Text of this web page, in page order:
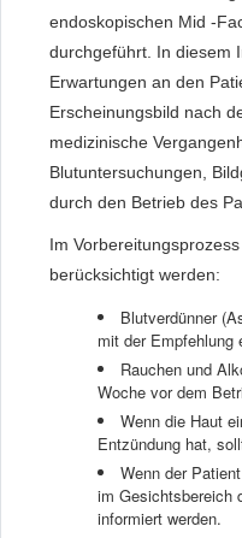
endoskopischen Mid -
durchgeführt. In diesem
Erwartungen an den
Erscheinungsbild nach
medizinische
Blutuntersuchungen,
durch den Betrieb des
Im
berücksichtigt werden:
Blutverdünner
mit der Empfehlung
Rauchen und
Woche vor dem
Wenn die Haut
Entzündung hat,
Wenn der
im Gesichtsbereich
informiert werden.